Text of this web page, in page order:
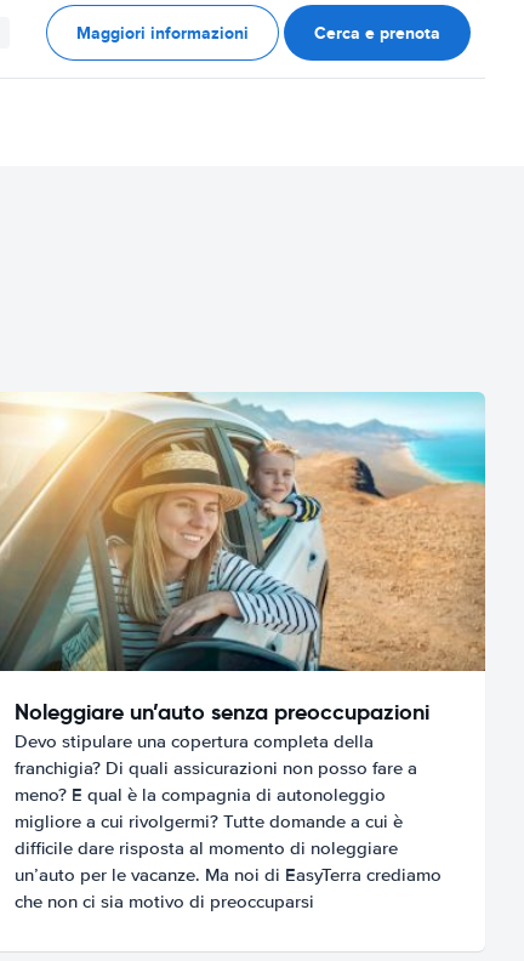
Maggiori informazioni Cerca e prenota
Noleggiare un’auto senza preoccupazioni
Devo stipulare una copertura completa della
franchigia? Di quali assicurazioni non posso fare a
meno? E qual è la compagnia di autonoleggio
migliore a cui rivolgermi? Tutte domande a cui è
difficile dare risposta al momento di noleggiare
un’auto per le vacanze. Ma noi di EasyTerra crediamo
che non ci sia motivo di preoccuparsi